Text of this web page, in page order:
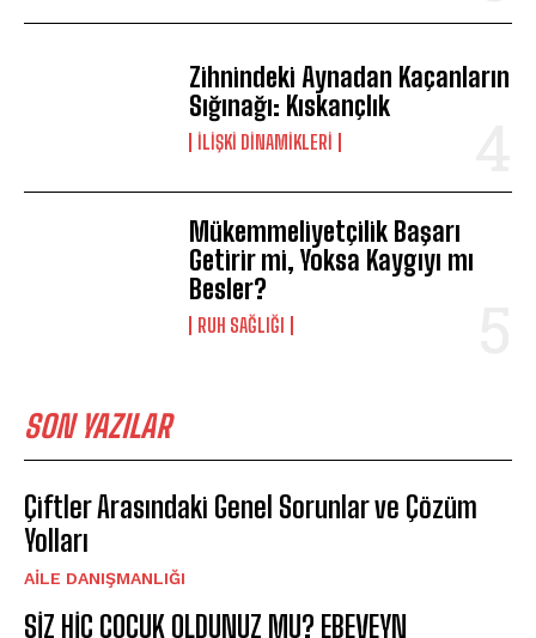
Zihnindeki Aynadan Kaçanların
Sığınağı: Kıskançlık
İLIŞKI DINAMIKLERI
Mükemmeliyetçilik Başarı
Getirir mi, Yoksa Kaygıyı mı
Besler?
⁠RUH SAĞLIĞI
SON YAZILAR
Çiftler Arasındaki Genel Sorunlar ve Çözüm
Yolları
AILE DANIŞMANLIĞI
SİZ HİÇ ÇOCUK OLDUNUZ MU? EBEVEYN